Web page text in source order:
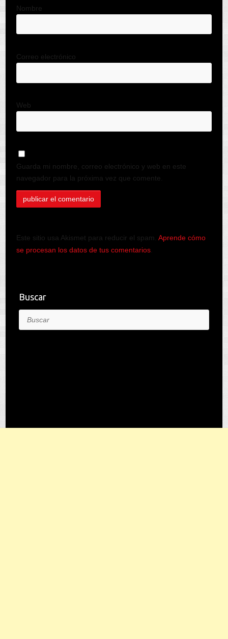
Nombre
Correo electrónico
Web
Guarda mi nombre, correo electrónico y web en este
navegador para la próxima vez que comente.
Este sitio usa Akismet para reducir el spam. Aprende cómo
se procesan los datos de tus comentarios.
Buscar
Buscar